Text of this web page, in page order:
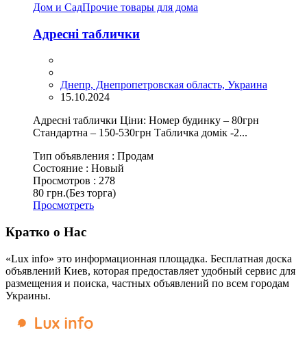
Дом и СадПрочие товары для дома
Адресні таблички
Днепр, Днепропетровская область, Украина
15.10.2024
Адресні таблички Ціни: Номер будинку – 80грн
Стандартна – 150-530грн Табличка домік -2...
Тип объявления : Продам
Состояние : Новый
Просмотров : 278
80 грн.(Без торга)
Просмотреть
Кратко о Нас
«Lux info» это информационная площадка. Бесплатная доска
объявлений Киев, которая предоставляет удобный сервис для
размещения и поиска, частных объявлений по всем городам
Украины.